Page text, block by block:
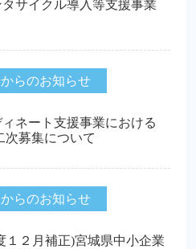
サイクル導入等支援事業
らのお知らせ
ネート支援事業における
次募集について
らのお知らせ
１２月補正)宮城県中小企業